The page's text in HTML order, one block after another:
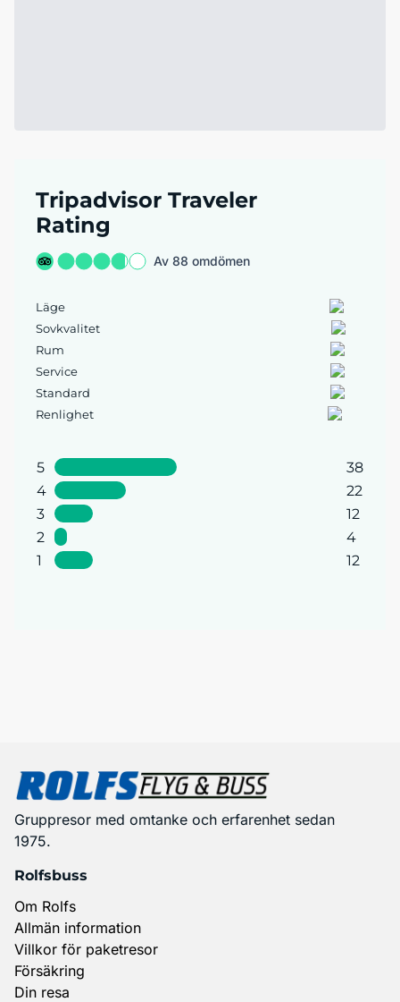
Tripadvisor Traveler
Rating
Av 88 omdömen
Läge
Sovkvalitet
Rum
Service
Standard
Renlighet
5
38
4
22
3
12
2
4
1
12
Gruppresor med omtanke och erfarenhet sedan
1975.
Rolfsbuss
Om Rolfs
Allmän information
Villkor för paketresor
Försäkring
Din resa